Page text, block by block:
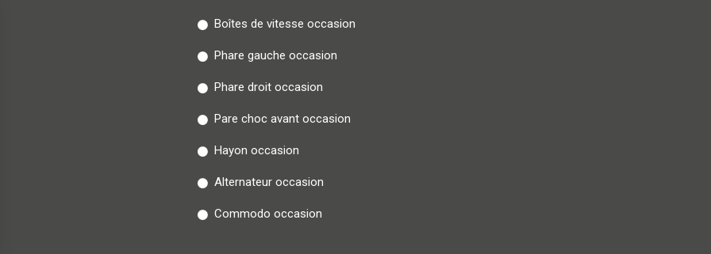
Boîtes de vitesse occasion
Phare gauche occasion
Phare droit occasion
Pare choc avant occasion
Hayon occasion
Alternateur occasion
Commodo occasion